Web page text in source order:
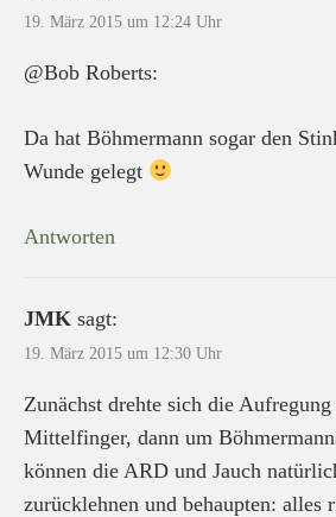
19. März 2015 um 12:24 Uhr
@Bob Roberts:
Da hat Böhmermann sogar den
Wunde gelegt
Antworten
JMK sagt:
19. März 2015 um 12:30 Uhr
Zunächst drehte sich die Aufregung
Mittelfinger, dann um
können die ARD und Jauch
zurücklehnen und behaupten: alles